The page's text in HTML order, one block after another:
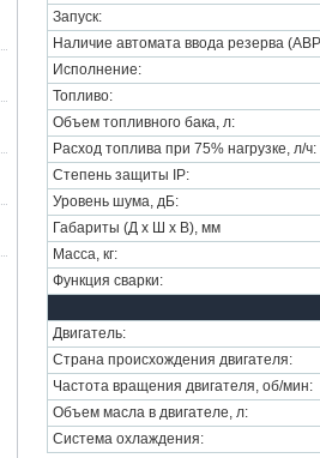
Запуск:
Наличие автомата ввода резерва
Исполнение:
Топливо:
Объем топливного бака, л:
Расход топлива при 75% нагрузке, л/ч:
Степень защиты IP:
Уровень шума, дБ:
Габариты (Д х Ш х В), мм
Масса, кг:
Функция сварки:
Двигатель:
Страна происхождения двигателя:
Частота вращения двигателя, об/мин:
Объем масла в двигателе, л:
Система охлаждения: